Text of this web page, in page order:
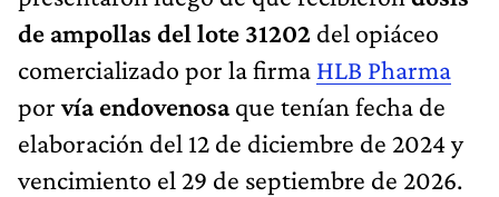
de ampollas del lote 31202 del opiáceo
comercializado por la firma HLB Pharma
porvía endovenosaque tenían fecha de
elaboración del 12 de diciembre de 2024 y
vencimiento el 29 de septiembre de 2026.